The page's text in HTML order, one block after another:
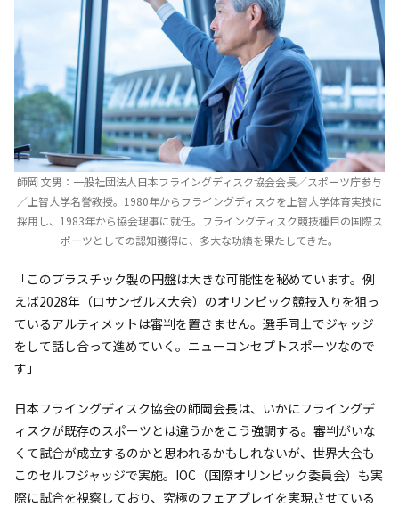
師岡 文男：一般社団法人日本フライングディスク協会会長／スポーツ庁参与
／上智大学名誉教授。1980年からフライングディスクを上智大学体育実技に
採用し、1983年から協会理事に就任。フライングディスク競技種目の国際ス
ポーツとしての認知獲得に、多大な功績を果たしてきた。
「このプラスチック製の円盤は大きな可能性を秘めています。例
えば2028年（ロサンゼルス大会）のオリンピック競技入りを狙っ
ているアルティメットは審判を置きません。選手同士でジャッジ
をして話し合って進めていく。ニューコンセプトスポーツなので
す」
日本フライングディスク協会の師岡会長は、いかにフライングデ
ィスクが既存のスポーツとは違うかをこう強調する。審判がいな
くて試合が成立するのかと思われるかもしれないが、世界大会も
このセルフジャッジで実施。IOC（国際オリンピック委員会）も実
際に試合を視察しており、究極のフェアプレイを実現させている